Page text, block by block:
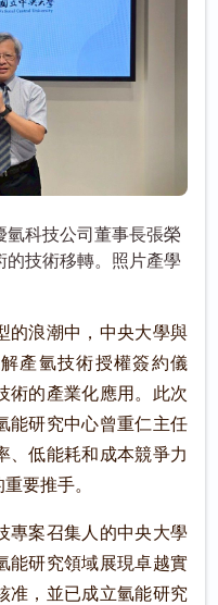
氫科技公司董事長張榮
的技術移轉。照片產學
的浪潮中，中央大學與
產氫技術授權簽約儀
術的產業化應用。此次
能研究中心曾重仁主任
、低能耗和成本競爭力
要推手。
專案召集人的中央大學
能研究領域展現卓越實
准，並已成立氫能研究